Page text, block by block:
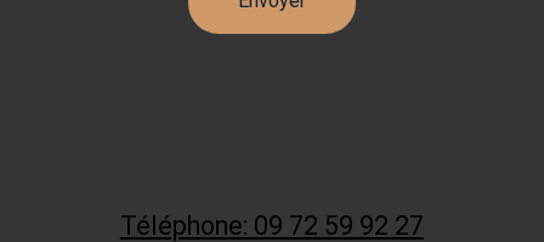
Téléphone: 09 72 59 92 27